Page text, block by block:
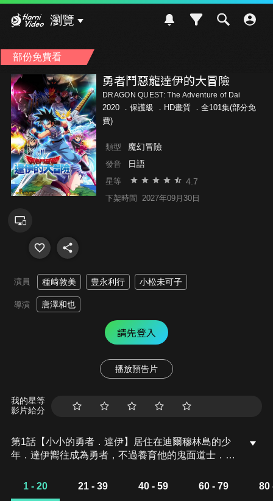
瀏覽
部份免費看
勇者鬥惡龍達伊的大冒險
DRAGON QUEST: The Adventure of Dai
2020 ． 保護級
．HD畫質 ．全101集(部分免
費)
類型 魔幻冒險
發音 日語
星等 4.7
下架時間 2027年09月30日
演員 種﨑敦美 豊永利行 小松未可子
導演 唐澤和也
請先登入
播放預告片
我的星等
影片給分
第1話【小小的勇者．達伊】居住在迪爾穆林島的少
年．達伊嚮往成為勇者，不過養育他的鬼面道士．布
師的修行。有一天，一名疑似是勇者的人和他的同伴
1 - 20 21 - 39 40 - 59 60 - 79 80